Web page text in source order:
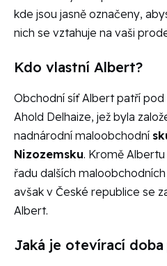
kde jsou jasně označeny,
nich se vztahuje na vaši
Kdo vlastní Albert?
Obchodní síť Albert patří
Ahold Delhaize, jež byla
nadnárodní maloobchodní
Nizozemsku. Kromě
řadu dalších
avšak v České republice se
Albert.
Jaká je otevírací